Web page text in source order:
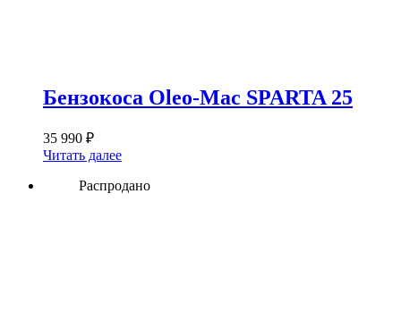
Бензокоса Oleo-Mac SPARTA 25
35 990 ₽
Читать далее
Распродано